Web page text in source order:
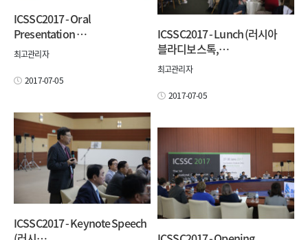
ICSSC2017 - Oral
Presentation …
최고관리자
2017-07-05
ICSSC2017 - Lunch (러시아
블라디보스톡,…
최고관리자
2017-07-05
ICSSC2017 - Keynote Speech